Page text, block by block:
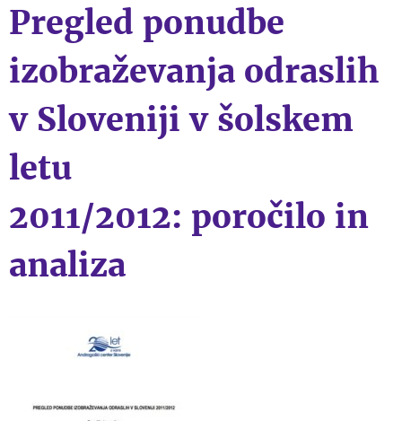
Pregled ponudbe
izobraževanja odraslih
v Sloveniji v šolskem
letu
2011/2012: poročilo in
analiza